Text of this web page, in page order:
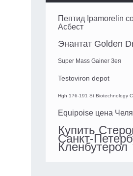
Пептид Ipamorelin
Асбест
Энантат Golden
Super Mass Gainer Зея
Testoviron depot
Hgh 176-191 St Biotechnology
Equipoise цена
Купить
Санкт-
Кленбутерол